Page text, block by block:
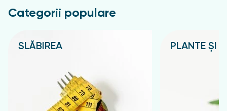
Categorii populare
SLĂBIREA PLANTE ȘI